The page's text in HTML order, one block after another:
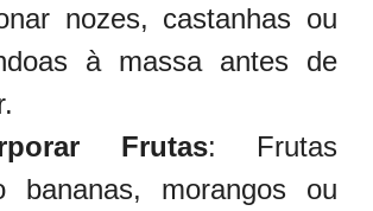
nozes, castanhas ou
à massa antes de
Frutas: Frutas
bananas, morangos ou